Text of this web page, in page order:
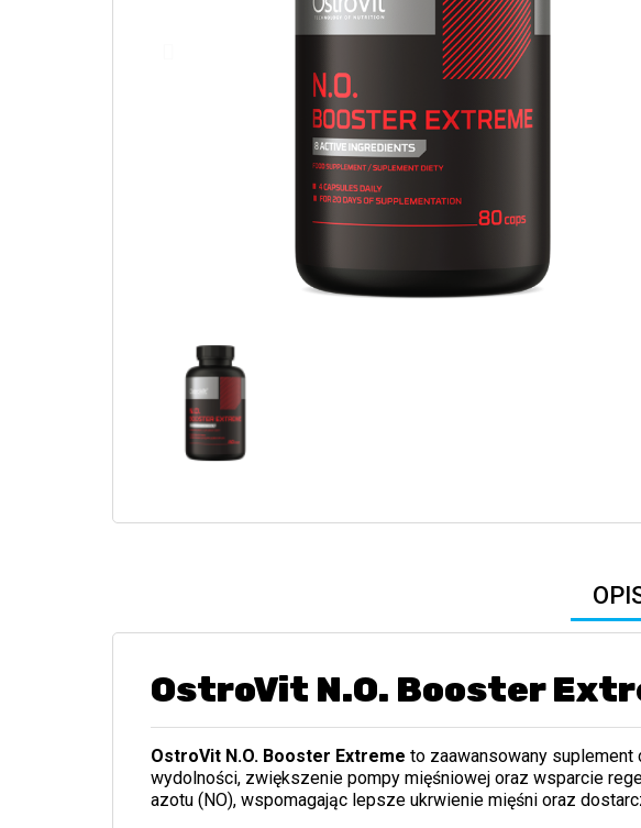
OstroVit N.O. Booster
OstroVit N.O. Booster Extremeto zaawansowany
wydolności, zwiększenie pompy mięśniowej oraz wsparcie
azotu (NO), wspomagając lepsze ukrwienie mięśni oraz